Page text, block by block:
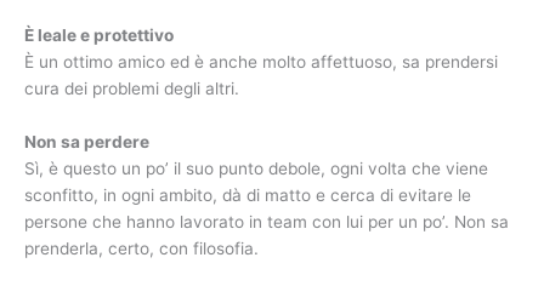
È leale e protettivo
È un ottimo amico ed è anche molto affettuoso, sa prendersi
cura dei problemi degli altri.
Non sa perdere
Sì, è questo un po’ il suo punto debole, ogni volta che viene
sconfitto, in ogni ambito, dà di matto e cerca di evitare le
persone che hanno lavorato in team con lui per un po’. Non sa
prenderla, certo, con filosofia.